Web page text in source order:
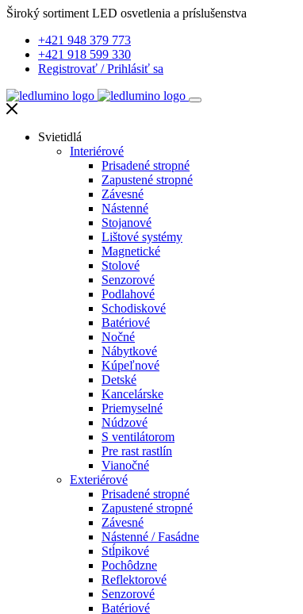
Široký sortiment LED osvetlenia a príslušenstva
+421 948 379 773
+421 918 599 330
Registrovať /Prihlásiť sa
Svietidlá
Interiérové
Prisadené stropné
Zapustené stropné
Závesné
Nástenné
Stojanové
Lištové systémy
Magnetické
Stolové
Senzorové
Podlahové
Schodiskové
Batériové
Nočné
Nábytkové
Kúpeľnové
Detské
Kancelárske
Priemyselné
Núdzové
S ventilátorom
Pre rast rastlín
Vianočné
Exteriérové
Prisadené stropné
Zapustené stropné
Závesné
Nástenné / Fasádne
Stĺpikové
Pochôdzne
Reflektorové
Senzorové
Batériové